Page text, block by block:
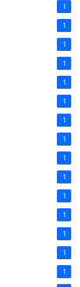
1
1
1
1
1
1
1
1
1
1
1
1
1
1
1